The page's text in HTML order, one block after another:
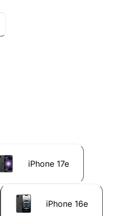
iPhone 17e
iPhone 16e